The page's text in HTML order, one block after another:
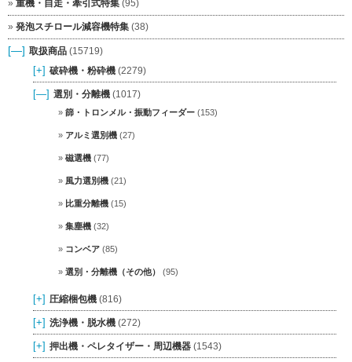
重機・自走・牽引式特集 (95)
発泡スチロール減容機特集 (38)
[—] 取扱商品 (15719)
[+] 破砕機・粉砕機 (2279)
[—] 選別・分離機 (1017)
篩・トロンメル・振動フィーダー (153)
アルミ選別機 (27)
磁選機 (77)
風力選別機 (21)
比重分離機 (15)
集塵機 (32)
コンベア (85)
選別・分離機（その他） (95)
[+] 圧縮梱包機 (816)
[+] 洗浄機・脱水機 (272)
[+] 押出機・ペレタイザー・周辺機器 (1543)